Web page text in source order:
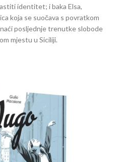
identitet; i baka Elsa,
koja se suočava s povratkom
posljednje trenutke slobode
mjestu u Siciliji.